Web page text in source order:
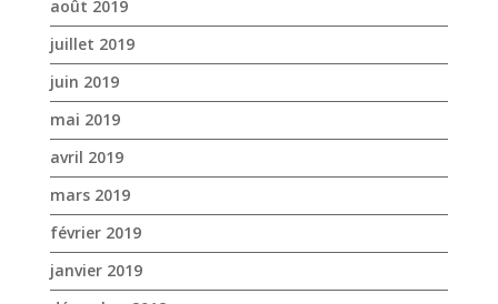
mars 2019
février 2019
janvier 2019
décembre 2018
novembre 2018
octobre 2018
septembre 2018
août 2018